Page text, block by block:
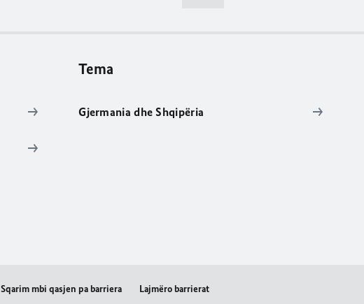
Tema
Gjermania dhe Shqipëria
Sqarim mbi qasjen pa barriera Lajmëro barrierat